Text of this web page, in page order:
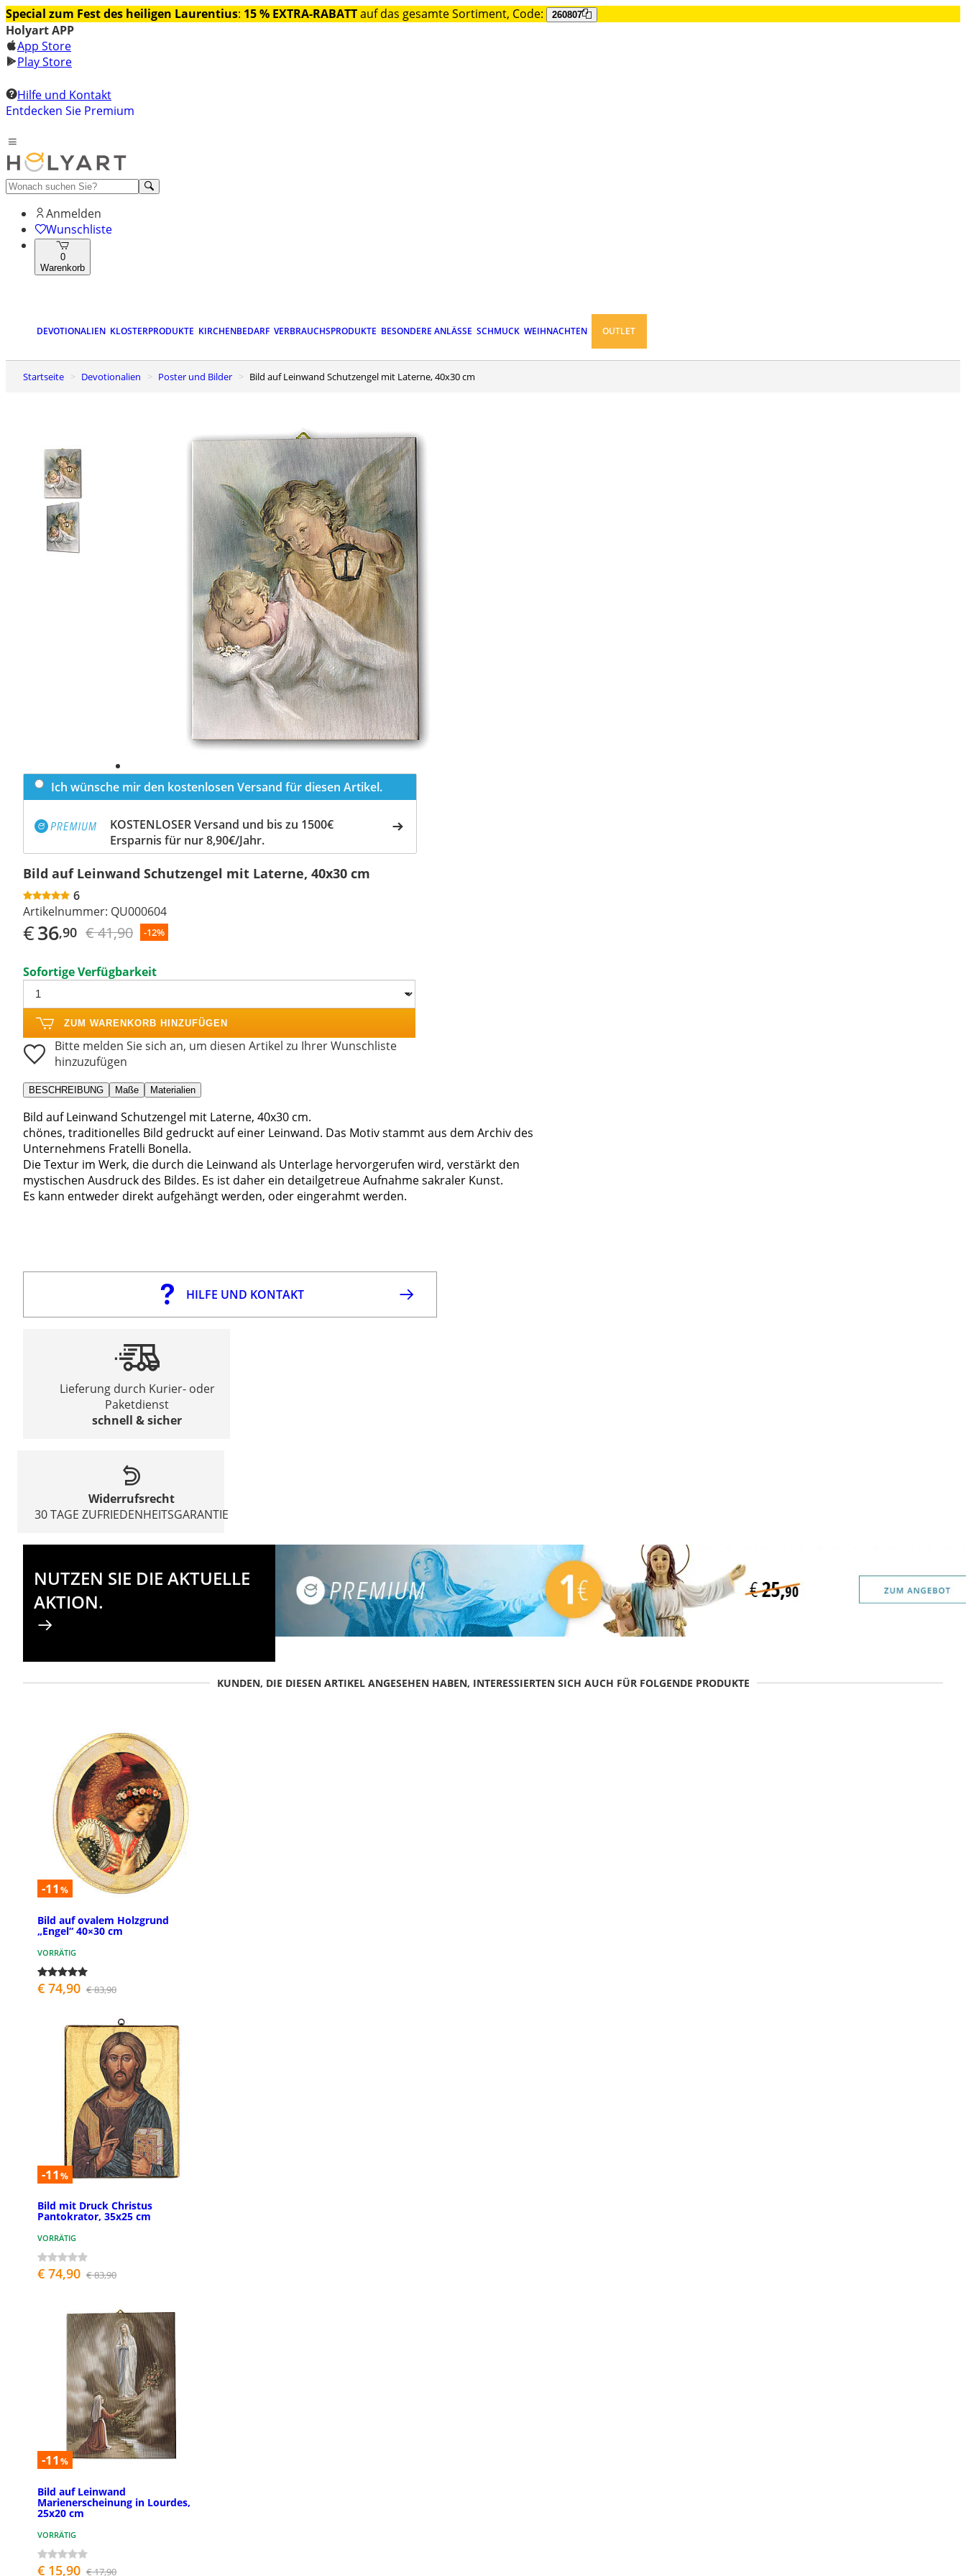
Special zum Fest des heiligen Laurentius: 15 % EXTRA-RABATTauf das gesamte Sortiment, Code: 260807
Holyart APP
App Store
Play Store
Hilfe und Kontakt
Entdecken Sie Premium
Anmelden
Wunschliste
0
Warenkorb
DEVOTIONALIEN KLOSTERPRODUKTE KIRCHENBEDARF VERBRAUCHSPRODUKTE BESONDERE ANLÄSSE SCHMUCK WEIHNACHTEN OUTLET
Startseite Devotionalien Poster und Bilder Bild auf Leinwand Schutzengel mit Laterne, 40x30 cm
Ich wünsche mir den kostenlosen Versand für diesen Artikel.
KOSTENLOSER Versand und bis zu 1500€
Ersparnis für nur 8,90€/Jahr.
Bild auf Leinwand Schutzengel mit Laterne, 40x30 cm
6
Artikelnummer: QU000604
€36,90 € 41,90 -12%
Sofortige Verfügbarkeit
ZUM WARENKORB HINZUFÜGEN
Bitte melden Sie sich an, um diesen Artikel zu Ihrer Wunschliste
hinzuzufügen
BESCHREIBUNG Maße Materialien
Bild auf Leinwand Schutzengel mit Laterne, 40x30 cm.
chönes, traditionelles Bild gedruckt auf einer Leinwand. Das Motiv stammt aus dem Archiv des
Unternehmens Fratelli Bonella.
Die Textur im Werk, die durch die Leinwand als Unterlage hervorgerufen wird, verstärkt den
mystischen Ausdruck des Bildes. Es ist daher ein detailgetreue Aufnahme sakraler Kunst.
Es kann entweder direkt aufgehängt werden, oder eingerahmt werden.
HILFE UND KONTAKT
Lieferung durch Kurier- oder
Paketdienst
schnell & sicher
Widerrufsrecht
30 TAGE ZUFRIEDENHEITSGARANTIE
NUTZEN SIE DIE AKTUELLE
AKTION.
KUNDEN, DIE DIESEN ARTIKEL ANGESEHEN HABEN, INTERESSIERTEN SICH AUCH FÜR FOLGENDE PRODUKTE
-11 %
Bild auf ovalem Holzgrund
„Engel“ 40×30 cm
VORRÄTIG
€ 74,90 € 83,90
-11 %
Bild mit Druck Christus
Pantokrator, 35x25 cm
VORRÄTIG
€ 74,90 € 83,90
-11 %
Bild auf Leinwand
Marienerscheinung in Lourdes,
25x20 cm
VORRÄTIG
€ 15,90 € 17,90